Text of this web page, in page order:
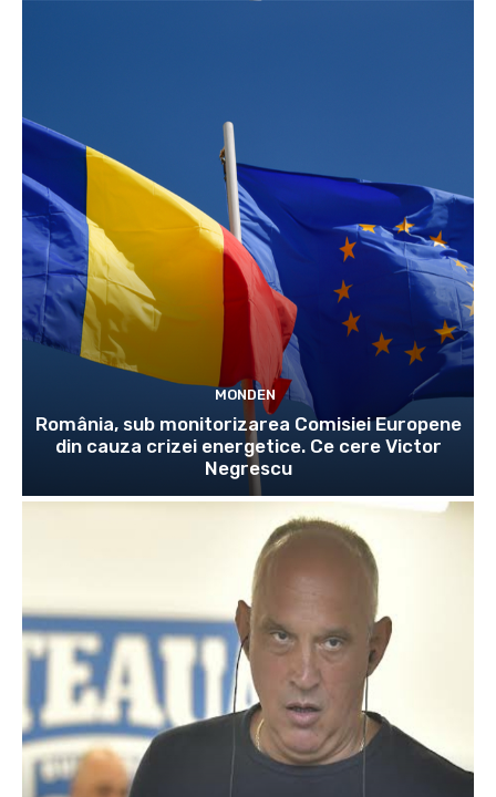
MONDEN
România, sub monitorizarea Comisiei Europene
din cauza crizei energetice. Ce cere Victor
Negrescu